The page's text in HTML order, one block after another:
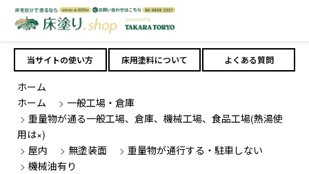
当サイトの使い方 床用塗料について よくある質問
ホーム
ホーム
> 一般工場・倉庫
> 重量物が通る一般工場、倉庫、機械工場、食品工場(熱湯使
用は×)
> 屋内 > 無塗装面 > 重量物が通行する・駐車しない
> 機械油有り